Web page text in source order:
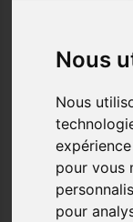
Nous
Nous
pour vous
pour